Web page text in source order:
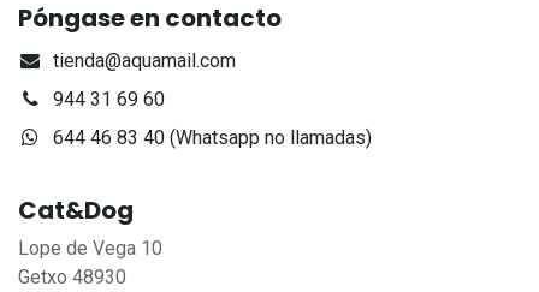
Póngase en contacto
tienda@aquamail.com
944 31 69 60
644 46 83 40 (Whatsapp no llamadas)
Cat&Dog
Lope de Vega 10
Getxo 48930